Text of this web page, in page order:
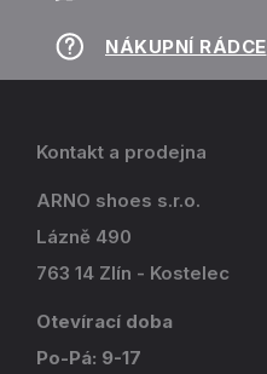
NÁKUPNÍ RÁDCE
Kontakt a prodejna
ARNO shoes s.r.o.
Lázně 490
763 14 Zlín - Kostelec
Otevírací doba
Po-Pá: 9-17